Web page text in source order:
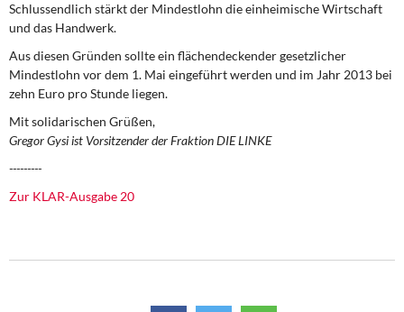
Schlussendlich stärkt der Mindestlohn die einheimische Wirtschaft
und das Handwerk.
Aus diesen Gründen sollte ein flächendeckender gesetzlicher
Mindestlohn vor dem 1. Mai eingeführt werden und im Jahr 2013 bei
zehn Euro pro Stunde liegen.
Mit solidarischen Grüßen,
Gregor Gysi ist Vorsitzender der Fraktion DIE LINKE
---------
Zur KLAR-Ausgabe 20